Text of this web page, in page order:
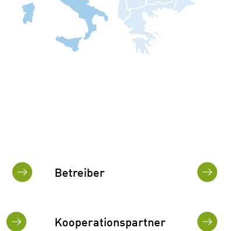
Betreiber
Kooperationspartner